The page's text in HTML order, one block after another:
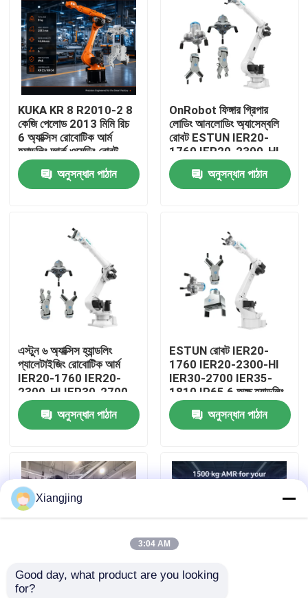
ভিডিও
কারখানা ভ্রমণ
মান নিয়ন্ত্রণ
আমাদের সাথে যোগাযোগ
ব্লগ
শিল্প রোবট হাত
KUKA KR 8 R2010-2 8
কেজি পেলোড 2013 মিমি রিচ
6 অ্যাক্সিস রোবোটিক আর্ম
হ্যান্ডলিং আর্ক ওয়েল্ডিং রোবট
মেশিন টেন্ডিং রোবট গ্রিপার সহ
অনুসন্ধান পাঠান
OnRobot ফিঙ্গার গ্রিপার
লোডিং আনলোডিং অ্যাসেম্বলি
রোবট ESTUN IER20-
1760 IER20-2300-HI
ইন্ডাস্ট্রিয়াল রোবট
অনুসন্ধান পাঠান
এস্টুন ৬ অ্যাক্সিস হ্যান্ডলিং
প্যালেটাইজিং রোবোটিক আর্ম
IER20-1760 IER20-
2300-HI IER30-2700
IER35-1810
অনুসন্ধান পাঠান
ESTUN রোবট IER20-
1760 IER20-2300-HI
IER30-2700 IER35-
1810 IP65 6 অক্ষ হ্যান্ডলিং
আর্ক ওয়েল্ডিং লোডিং এবং
আনলোডিং রোবটঅনুসন্ধান পাঠান
ভারী লোড ইন্ডাস্ট্রিয়াল
Xiangjing
3:04 AM
Good day, what product are you looking
for?